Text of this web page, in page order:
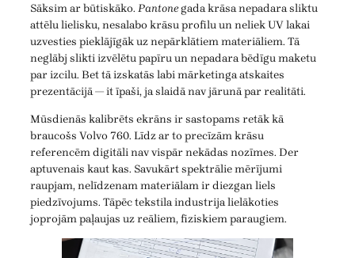
Sāksim ar būtiskāko. Pantonegada krāsa nepadara sliktu
attēlu lielisku, nesalabo krāsu profilu un neliek UV lakai
uzvesties pieklājīgāk uz nepārklātiem materiāliem. Tā
neglābj slikti izvēlētu papīru un nepadara bēdīgu maketu
par izcilu. Bet tā izskatās labi mārketinga atskaites
prezentācijā — it īpaši, ja slaidā nav jārunā par realitāti.
Mūsdienās kalibrēts ekrāns ir sastopams retāk kā
braucošs Volvo 760. Līdz ar to precīzām krāsu
referencēm digitāli nav vispār nekādas nozīmes. Der
aptuvenais kaut kas. Savukārt spektrālie mērījumi
raupjam, nelīdzenam materiālam ir diezgan liels
piedzīvojums. Tāpēc tekstila industrija lielākoties
joprojām paļaujas uz reāliem, fiziskiem paraugiem.